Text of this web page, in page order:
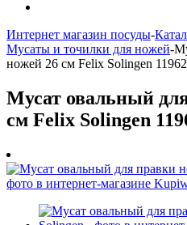
Интернет магазин посуды-
Мусаты и точилки для ножей-
ножей 26 см Felix Solingen
Мусат овальный
см Felix Solingen